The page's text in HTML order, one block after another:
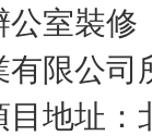
公室裝修
限公
地址